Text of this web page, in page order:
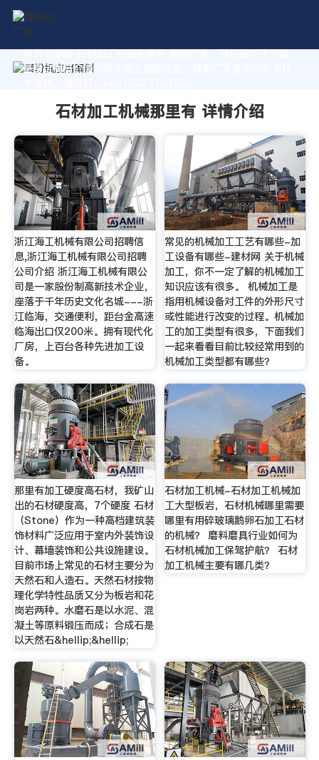
作为专业的 石材加工机械那里有 制造厂家，我们致力于为您
量身定制高价值的粉体加工系统方案。获取厂家直销报价及技
石材加工机械那里有 详情介绍
浙江海工机械有限公司招聘信
息,浙江海工机械有限公司招聘
公司介绍 浙江海工机械有限公
司是一家股份制高新技术企业，
座落于千年历史文化名城---浙
江临海，交通便利，距台金高速
临海出口仅200米。拥有现代化
厂房，上百台各种先进加工设
备。
常见的机械加工工艺有哪些-加
工设备有哪些-建材网 关于机械
加工，你不一定了解的机械加工
知识应该有很多。 机械加工是
指用机械设备对工件的外形尺寸
或性能进行改变的过程。机械加
工的加工类型有很多，下面我们
一起来看看目前比较经常用到的
机械加工类型都有哪些？
那里有加工硬度高石材，我矿山
出的石材硬度高，7个硬度 石材
（Stone）作为一种高档建筑装
饰材料广泛应用于室内外装饰设
计、幕墙装饰和公共设施建设。
目前市场上常见的石材主要分为
天然石和人造石。天然石材按物
理化学特性品质又分为板岩和花
岗岩两种。水磨石是以水泥、混
凝土等原料锻压而成；合成石是
以天然石&hellip;&hellip;
石材加工机械-石材加工机械加
工大型板岩，石材机械哪里需要
哪里有用碎玻璃鹅卵石加工石材
的机械？ 磨料磨具行业如何为
石材机械加工保驾护航？ 石材
加工机械主要有哪几类？